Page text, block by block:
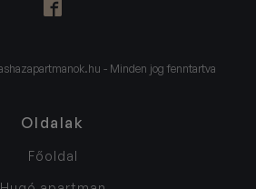
Főoldal
Hugó apartman